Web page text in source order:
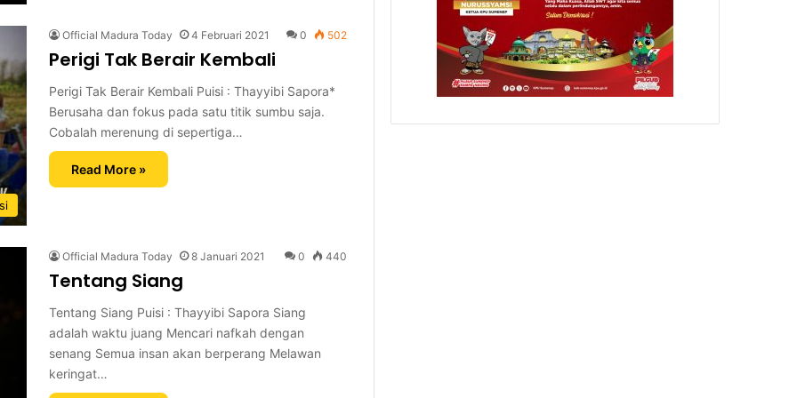
Official Madura Today 4 Februari 2021 0 502
Perigi Tak Berair Kembali
Perigi Tak Berair Kembali Puisi : Thayyibi Sapora*
Berusaha dan fokus pada satu titik sumbu saja.
Cobalah merenung di sepertiga…
Read More »
Official Madura Today 8 Januari 2021 0 440
Tentang Siang
Tentang Siang Puisi : Thayyibi Sapora Siang
adalah waktu juang Mencari nafkah dengan
senang Semua insan akan berperang Melawan
keringat…